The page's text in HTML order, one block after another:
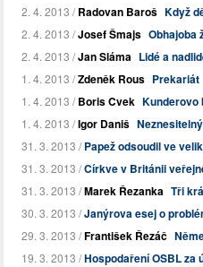
2. 4. 2013 /Radovan Baroš Když
2. 4. 2013 /Josef Šmajs Obhajoba
2. 4. 2013 /Jan Sláma Lidé a
1. 4. 2013 /Zdeněk Rous Prekariát
1. 4. 2013 /Boris Cvek Kunderovo
1. 4. 2013 /Igor Daniš
31. 3. 2013 /Papež odsoudil ve
31. 3. 2013 /Církve v Británii
31. 3. 2013 /Marek Řezanka Tři
30. 3. 2013 /Janýrova esej o
29. 3. 2013 /František Řezáč
19. 3. 2013 /Hospodaření OSBL za